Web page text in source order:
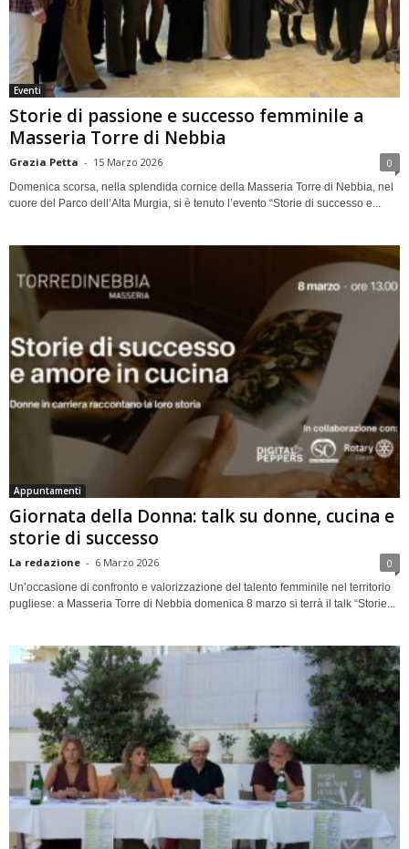
Eventi
Storie di passione e successo femminile a
Masseria Torre di Nebbia
Grazia Petta - 15 Marzo 2026 0
Domenica scorsa, nella splendida cornice della Masseria Torre di Nebbia, nel
cuore del Parco dell’Alta Murgia, si è tenuto l’evento “Storie di successo e...
Appuntamenti
Giornata della Donna: talk su donne, cucina e
storie di successo
La redazione - 6 Marzo 2026 0
Un’occasione di confronto e valorizzazione del talento femminile nel territorio
pugliese: a Masseria Torre di Nebbia domenica 8 marzo si terrà il talk “Storie...